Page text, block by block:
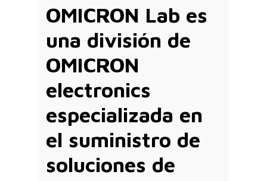
OMICRON Lab es
una división de
OMICRON
electronics
especializada en
el suministro de
soluciones de